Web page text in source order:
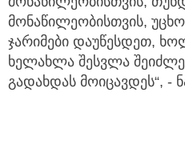
მონაწილეობისთვის,
ჯარიმები დაუწესდეთ,
ხელახლა შესვლა
გადახდას მოიცავდეს“, -